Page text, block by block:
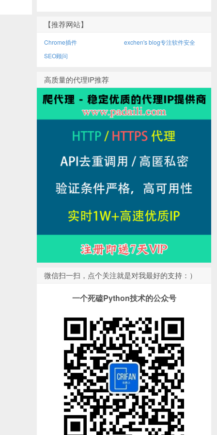
【推荐网站】
Chrome插件
exchen's blog专注软件安全
SEO顾问
高质量的代理IP推荐
微信扫一扫，点个关注就是对我最好的支持：）
一个死磕Python技术的公众号